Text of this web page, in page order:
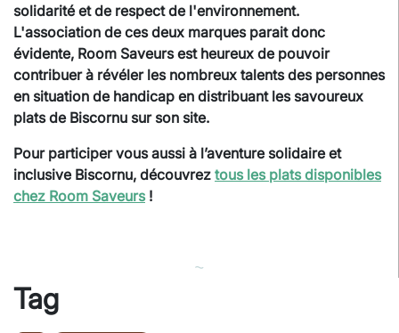
solidarité et de respect de l'environnement.
L'association de ces deux marques parait donc
évidente, Room Saveurs est heureux de pouvoir
contribuer à révéler les nombreux talents des personnes
en situation de handicap en distribuant les savoureux
plats de Biscornu sur son site.
Pour participer vous aussi à l’aventure solidaire et
inclusive Biscornu, découvrez tous les plats disponibles
chez Room Saveurs!
⁓
Tag